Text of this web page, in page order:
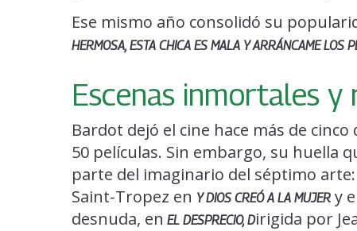
Ese mismo año consolidó su
HERMOSA, ESTA CHICA ES MALA Y ARRÁNCAME LOS
Escenas inmortales
Bardot dejó el cine hace más de
50 películas. Sin embargo, su huella
parte del imaginario del séptimo
Saint-Tropez en Y DIOS CREÓ A LA MUJER y
desnuda, en EL DESPRECIO, Dirigida por